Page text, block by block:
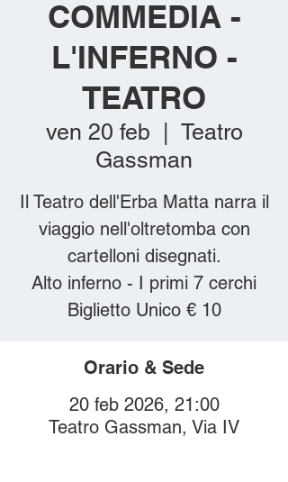
COMMEDIA -
L'INFERNO -
TEATRO
ven 20 feb
Teatro
Gassman
Il Teatro dell'Erba Matta narra il
viaggio nell'oltretomba con
cartelloni disegnati.
Alto inferno - I primi 7 cerchi
Biglietto Unico € 10
Orario & Sede
20 feb 2026, 21:00
Teatro Gassman, Via IV